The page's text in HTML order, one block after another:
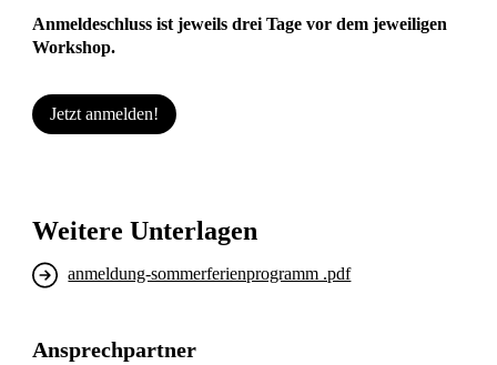
Anmeldeschluss ist jeweils drei Tage vor dem jeweiligen
Workshop.
Jetzt anmelden!
Weitere Unterlagen
anmeldung-sommerferienprogramm .pdf
Ansprechpartner